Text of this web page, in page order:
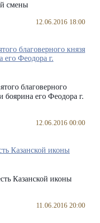
смены
12.06.2016 18:00
благоверного
боярина его Феодора г.
12.06.2016 00:00
Казанской иконы
11.06.2016 20:00